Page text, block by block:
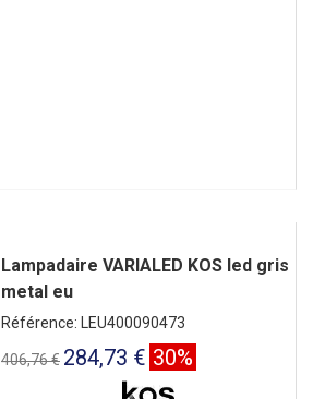
Lampadaire VARIALED KOS led gris
metal eu
Référence: LEU400090473
406,76 € 284,73 € 30%